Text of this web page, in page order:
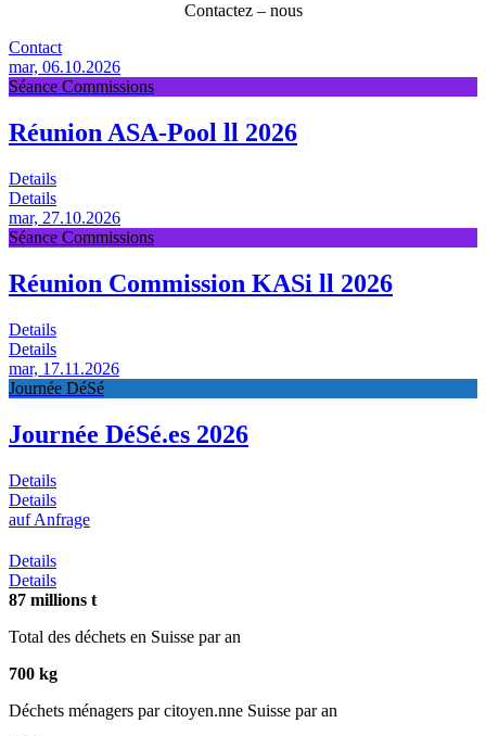
Contactez – nous
Contact
mar, 06.10.2026
Séance Commissions
Réunion ASA-Pool ll 2026
Details
Details
mar, 27.10.2026
Séance Commissions
Réunion Commission KASi ll 2026
Details
Details
mar, 17.11.2026
Journée DéSé
Journée DéSé.es 2026
Details
Details
auf Anfrage
Details
Details
87 millions t
Total des déchets en Suisse par an
700 kg
Déchets ménagers par citoyen.nne Suisse par an